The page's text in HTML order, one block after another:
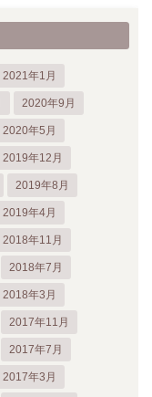
2021年1月
2020年9月
2020年5月
2019年12月
2019年8月
2019年4月
2018年11月
2018年7月
2018年3月
2017年11月
2017年7月
2017年3月